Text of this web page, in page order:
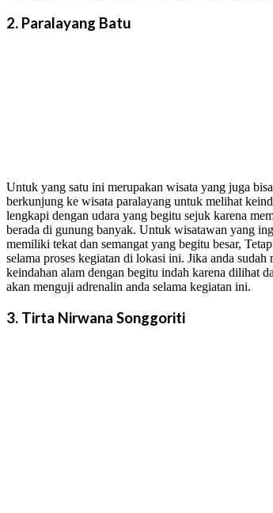
2. Paralayang Batu
Untuk yang satu ini merupakan wisata yang juga
berkunjung ke wisata paralayang untuk melihat
lengkapi dengan udara yang begitu sejuk karena
berada di gunung banyak. Untuk wisatawan yang
memiliki tekat dan semangat yang begitu besar,
selama proses kegiatan di lokasi ini. Jika anda
keindahan alam dengan begitu indah karena dilihat
akan menguji adrenalin anda selama kegiatan ini.
3. Tirta Nirwana Songgoriti